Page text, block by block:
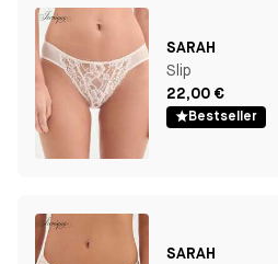
SARAH
Slip
22,00 €
Bestseller
SARAH